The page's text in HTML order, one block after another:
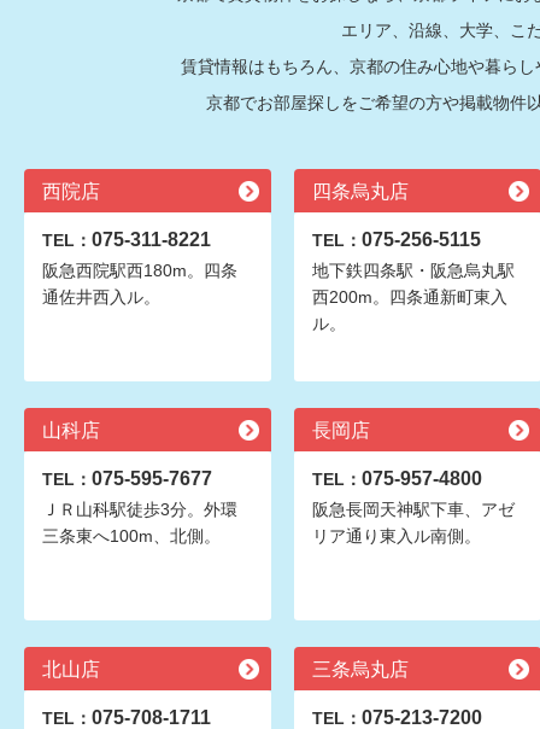
エリア、沿線、大学、こ
賃貸情報はもちろん、京都の住み心地や暮ら
京都でお部屋探しをご希望の方や掲載物件
西院店
TEL： 075-311-8221
阪急西院駅西180m。四条
通佐井西入ル。
四条烏丸店
TEL： 075-256-5115
地下鉄四条駅・阪急烏丸駅
西200m。四条通新町東入
ル。
山科店
TEL： 075-595-7677
ＪＲ山科駅徒歩3分。外環
三条東へ100m、北側。
長岡店
TEL： 075-957-4800
阪急長岡天神駅下車、アゼ
リア通り東入ル南側。
北山店
TEL： 075-708-1711
三条烏丸店
TEL： 075-213-7200